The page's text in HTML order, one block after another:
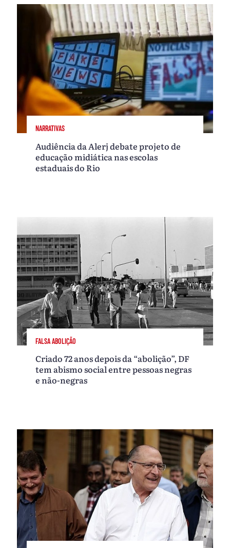
NARRATIVAS
Audiência da Alerj debate projeto de
educação midiática nas escolas
estaduais do Rio
FALSA ABOLIÇÃO
Criado 72 anos depois da “abolição”, DF
tem abismo social entre pessoas negras
e não-negras